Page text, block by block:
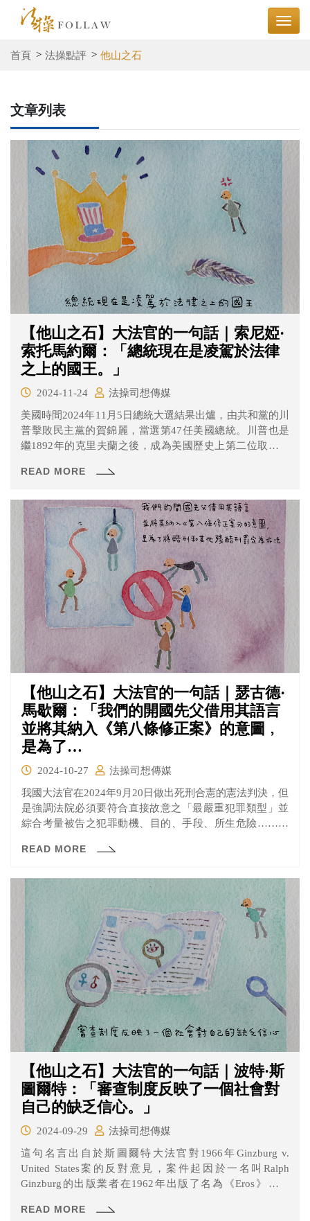
首頁 法操點評 他山之石
文章列表
【他山之石】大法官的一句話｜索尼婭·
索托馬約爾：「總統現在是凌駕於法律
之上的國王。」
2024-11-24
法操司想傳媒
美國時間2024年11月5日總統大選結果出爐，由共和黨的川
普擊敗民主黨的賀錦麗，當選第47任美國總統。川普也是
繼1892年的克里夫蘭之後，成為美國歷史上第二位取得兩
READ MORE
【他山之石】大法官的一句話｜瑟古德·
馬歇爾：「我們的開國先父借用其語言
並將其納入《第八條修正案》的意圖﹐
是為了…
2024-10-27
法操司想傳媒
我國大法官在2024年9月20日做出死刑合憲的憲法判決，但
是強調法院必須要符合直接故意之「最嚴重犯罪類型」並
綜合考量被告之犯罪動機、目的、手段、所生危險……始
READ MORE
【他山之石】大法官的一句話｜波特·斯
圖爾特：「審查制度反映了一個社會對
自己的缺乏信心。」
2024-09-29
法操司想傳媒
這句名言出自於斯圖爾特大法官對1966年Ginzburg v.
United States案的反對意見，案件起因於一名叫Ralph
Ginzburg的出版業者在1962年出版了名為《Eros》的雜
材，而被指控違反《聯邦淫穢法》而不得不停刊，
READ MORE